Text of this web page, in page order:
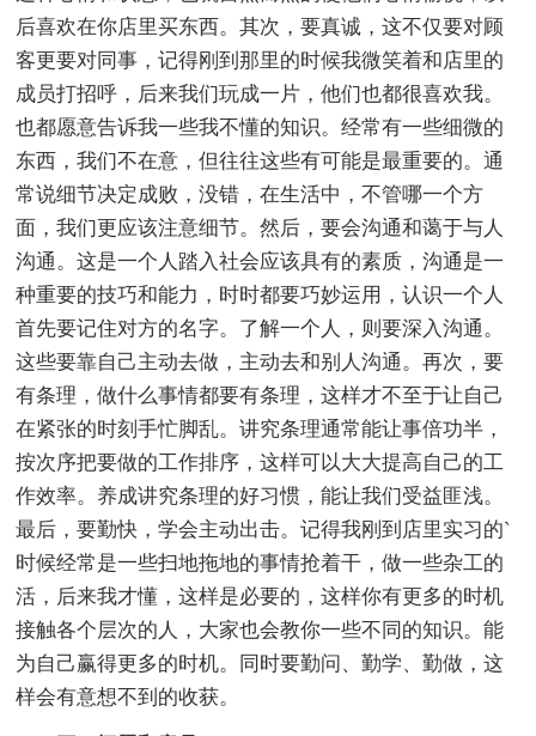
后喜欢在你店里买东西。其次，要真诚，这不仅要对顾
客更要对同事，记得刚到那里的时候我微笑着和店里的
成员打招呼，后来我们玩成一片，他们也都很喜欢我。
也都愿意告诉我一些我不懂的知识。经常有一些细微的
东西，我们不在意，但往往这些有可能是最重要的。通
常说细节决定成败，没错，在生活中，不管哪一个方
面，我们更应该注意细节。然后，要会沟通和蔼于与人
沟通。这是一个人踏入社会应该具有的素质，沟通是一
种重要的技巧和能力，时时都要巧妙运用，认识一个人
首先要记住对方的名字。了解一个人，则要深入沟通。
这些要靠自己主动去做，主动去和别人沟通。再次，要
有条理，做什么事情都要有条理，这样才不至于让自己
在紧张的时刻手忙脚乱。讲究条理通常能让事倍功半，
按次序把要做的工作排序，这样可以大大提高自己的工
作效率。养成讲究条理的好习惯，能让我们受益匪浅。
最后，要勤快，学会主动出击。记得我刚到店里实习的`
时候经常是一些扫地拖地的事情抢着干，做一些杂工的
活，后来我才懂，这样是必要的，这样你有更多的时机
接触各个层次的人，大家也会教你一些不同的知识。能
为自己赢得更多的时机。同时要勤问、勤学、勤做，这
样会有意想不到的收获。